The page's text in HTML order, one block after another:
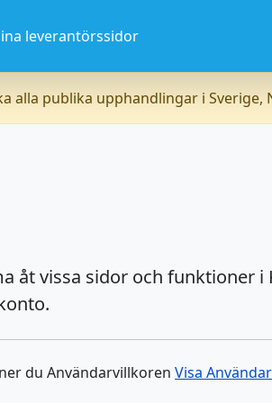
leverantörssidor
alla publika upphandlingar i Sverige,
åt vissa sidor och funktioner i
du Användarvillkoren Visa